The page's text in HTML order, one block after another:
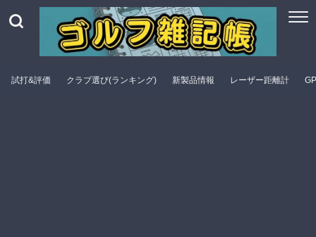
試打&評価 クラブ選び(ランキング) 新製品情報 レーザー距離計